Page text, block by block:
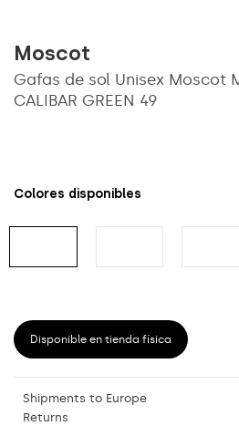
Moscot
Gafas de sol Unisex Moscot
CALIBAR GREEN 49
Colores disponibles
Disponible en tienda física
Shipments to Europe
Returns